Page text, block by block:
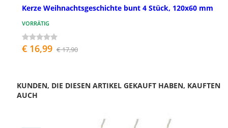
Kerze Weihnachtsgeschichte bunt 4 Stück, 120x60 mm
VORRÄTIG
€ 16,99 € 17,90
KUNDEN, DIE DIESEN ARTIKEL GEKAUFT HABEN, KAUFTEN
AUCH